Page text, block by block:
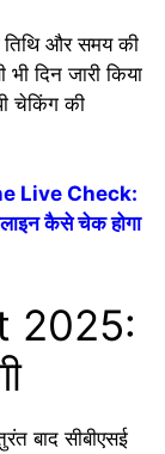
तिथि और समय की
दिन जारी किया
चेकिंग की
Live Check:
कैसे चेक होगा
2025:
बाद सीबीएसई